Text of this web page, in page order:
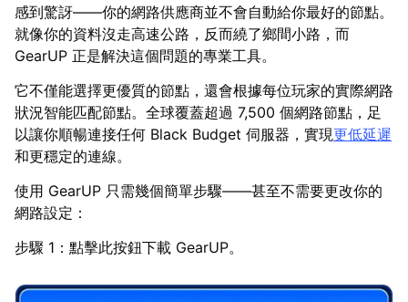
感到驚訝——你的網路供應商並不會自動給你最好的節點。
就像你的資料沒走高速公路，反而繞了鄉間小路，而
GearUP 正是解決這個問題的專業工具。
它不僅能選擇更優質的節點，還會根據每位玩家的實際網路
狀況智能匹配節點。全球覆蓋超過 7,500 個網路節點，足
以讓你順暢連接任何 Black Budget 伺服器，實現更低延遲
和更穩定的連線。
使用 GearUP 只需幾個簡單步驟——甚至不需要更改你的
網路設定：
步驟 1：點擊此按鈕下載 GearUP。